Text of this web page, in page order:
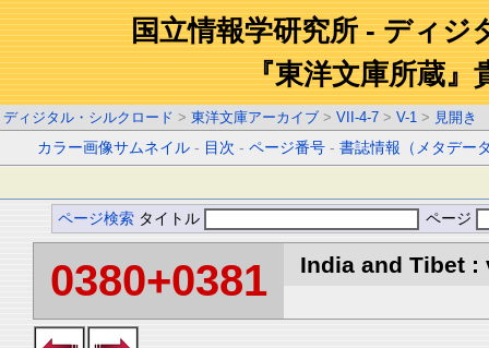
国立情報学研究所 - ディジ
『東洋文庫所蔵』
ディジタル・シルクロード > 東洋文庫アーカイブ > VII-4-7 > V-1 > 見開き
カラー画像サムネイル - 目次 -ページ番号 -書誌情報（メタデー
ページ検索 タイトル ページ
0380+0381 India and Tibet :